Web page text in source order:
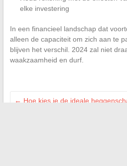
elke investering
In een financieel landschap dat
alleen de capaciteit om zich aan te
blijven het verschil. 2024 zal niet
waakzaamheid en durf.
← Hoe kies je de ideale